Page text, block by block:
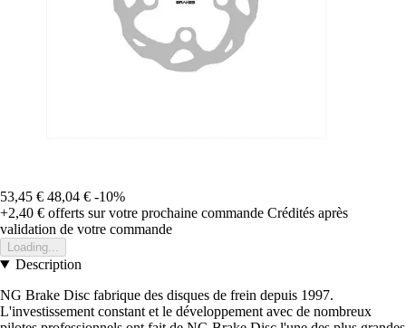
53,45 € 48,04 € -10%
+2,40 € offerts sur votre prochaine commande Crédités après
validation de votre commande
Loading...
Description
NG Brake Disc fabrique des disques de frein depuis 1997.
L'investissement constant et le développement avec de nombreux